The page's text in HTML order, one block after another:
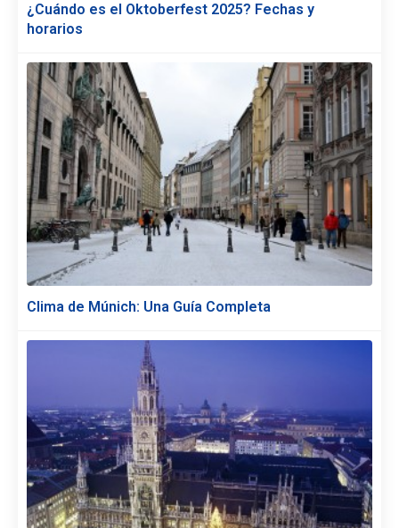
¿Cuándo es el Oktoberfest 2025? Fechas y
horarios
Clima de Múnich: Una Guía Completa